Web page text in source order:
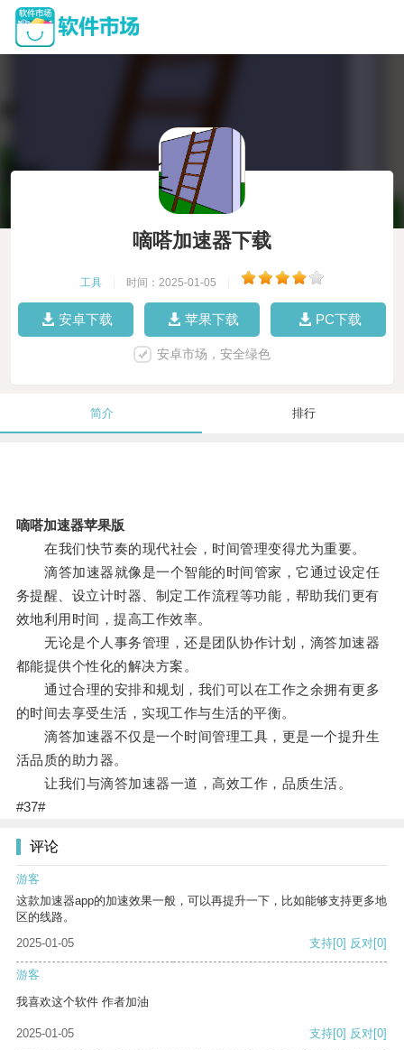
嘀嗒加速器下载
工具 时间：2025-01-05
安卓下载 苹果下载 PC下载
安卓市场，安全绿色
简介 排行
嘀嗒加速器苹果版
在我们快节奏的现代社会，时间管理变得尤为重要。
滴答加速器就像是一个智能的时间管家，它通过设定任
务提醒、设立计时器、制定工作流程等功能，帮助我们更有
效地利用时间，提高工作效率。
无论是个人事务管理，还是团队协作计划，滴答加速器
都能提供个性化的解决方案。
通过合理的安排和规划，我们可以在工作之余拥有更多
的时间去享受生活，实现工作与生活的平衡。
滴答加速器不仅是一个时间管理工具，更是一个提升生
活品质的助力器。
让我们与滴答加速器一道，高效工作，品质生活。
#37#
评论
游客
这款加速器app的加速效果一般，可以再提升一下，比如能够支持更多地
区的线路。
2025-01-05
支持[0] 反对[0]
游客
我喜欢这个软件 作者加油
2025-01-05 支持[0] 反对[0]